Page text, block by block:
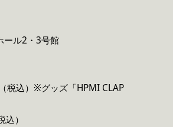
ール2・3号館
税込）※グッズ「HPMI CLAP
）